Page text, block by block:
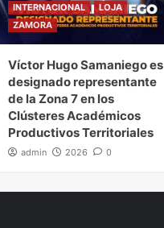
INTERNACIONAL
LOJA
ZAMORA
Víctor Hugo Samaniego es
designado representante
de la Zona 7 en los
Clústeres Académicos
Productivos Territoriales
admin 2026 0